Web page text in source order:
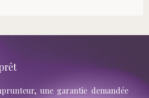
une garantie demandée